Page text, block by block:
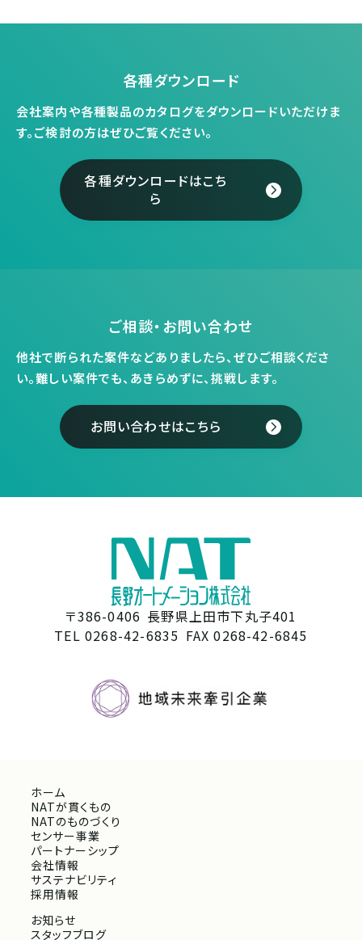
各種ダウンロード
会社案内や各種製品のカタログをダウンロードいただけま
す。ご検討の方はぜひご覧ください。
各種ダウンロードはこち
ら
ご相談・お問い合わせ
他社で断られた案件などありましたら、ぜひご相談くださ
い。難しい案件でも、あきらめずに、挑戦します。
お問い合わせはこちら
〒386-0406 長野県上田市下丸子401
TEL 0268-42-6835 FAX 0268-42-6845
ホーム
NATが貫くもの
NATのものづくり
センサー事業
パートナーシップ
会社情報
サステナビリティ
採用情報
お知らせ
スタッフブログ